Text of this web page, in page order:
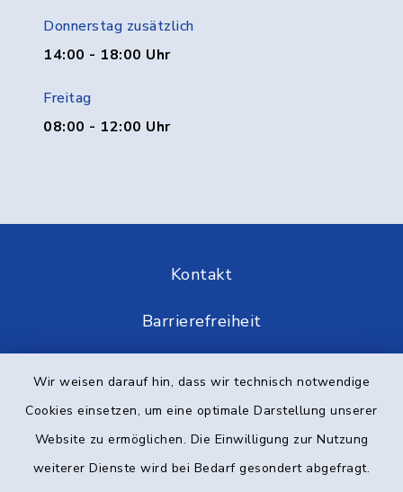
Wir weisen darauf hin, dass wir technisch notwendige
Cookies einsetzen, um eine optimale Darstellung unserer
Website zu ermöglichen. Die Einwilligung zur Nutzung
weiterer Dienste wird bei Bedarf gesondert abgefragt.
Donnerstag zusätzlich
14:00 - 18:00 Uhr
Freitag
08:00 - 12:00 Uhr
Kontakt
Barrierefreiheit
Impressum
Elektronische Kommunikation